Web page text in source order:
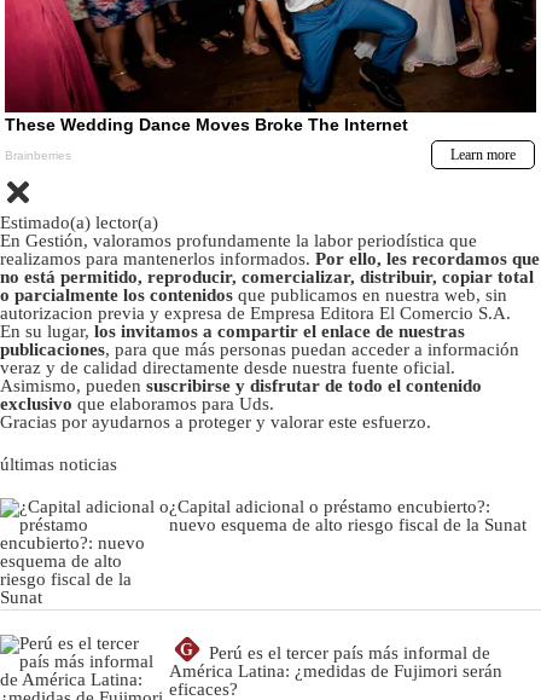
Estimado(a) lector(a)
En Gestión, valoramos profundamente la labor periodística que
realizamos para mantenerlos informados. Por ello, les recordamos que
no está permitido, reproducir, comercializar, distribuir, copiar total
o parcialmente los contenidos que publicamos en nuestra web, sin
autorizacion previa y expresa de Empresa Editora El Comercio S.A.
En su lugar, los invitamos a compartir el enlace de nuestras
publicaciones, para que más personas puedan acceder a información
veraz y de calidad directamente desde nuestra fuente oficial.
Asimismo, pueden suscribirse y disfrutar de todo el contenido
exclusivo que elaboramos para Uds.
Gracias por ayudarnos a proteger y valorar este esfuerzo.
últimas noticias
¿Capital adicional o préstamo encubierto?:
nuevo esquema de alto riesgo fiscal de la Sunat
G
Perú es el tercer país más informal de
América Latina: ¿medidas de Fujimori serán
eficaces?